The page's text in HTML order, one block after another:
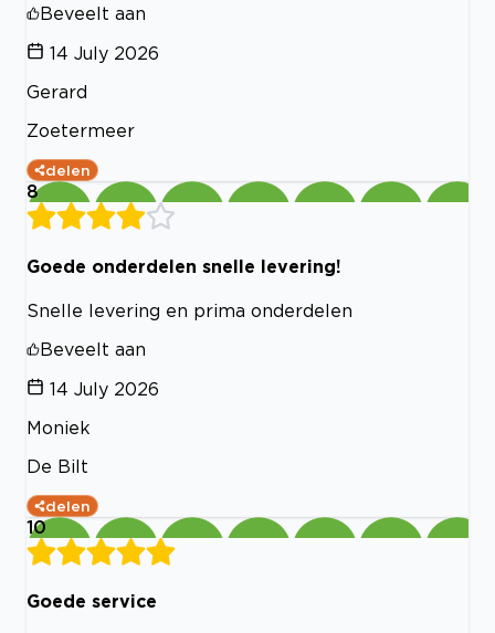
Beveelt aan
14 July 2026
Gerard
Zoetermeer
delen
8
Goede onderdelen snelle levering!
Snelle levering en prima onderdelen
Beveelt aan
14 July 2026
Moniek
De Bilt
delen
10
Goede service